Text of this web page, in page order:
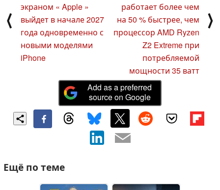
⟨
экраном « Apple »
выйдет в начале 2027
года одновременно с
новыми моделями
iPhone
работает более чем
на 50 % быстрее, чем
процессор AMD Ryzen
Z2 Extreme при
потребляемой
мощности 35 ватт
⟩
Add as a preferred
source on Google
Ещё по теме